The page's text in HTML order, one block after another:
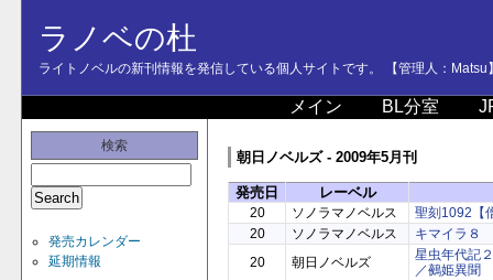
ラノベの杜
ライトノベルの新刊情報を発信している個人サイトです。 【管理人：Matsu
メイン BL分室
検索
発売カレンダー
延期情報
朝日ノベルズ - 2009年5月刊
発売日 レーベル
20 ソノラマノベルス
聖刻1092【
20
ソノラマノベルス
キマイラ８
20
朝日ノベルズ
星虫年代記
／鵺姫異聞